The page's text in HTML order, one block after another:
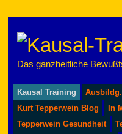
Das ganzheitliche
Kausal Training
Kurt Tepperwein Blog
In
Tepperwein Gesundheit